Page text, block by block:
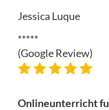
Jessica Luque
*****
(Google Review)
Onlineunterricht